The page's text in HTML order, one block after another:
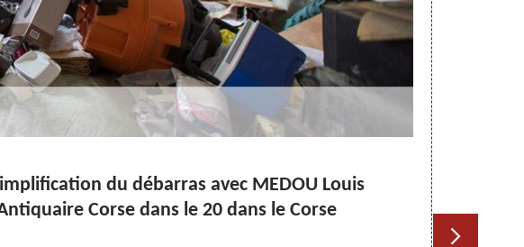
du débarras avec MEDOU Louis
Corse dans le 20 dans le Corse